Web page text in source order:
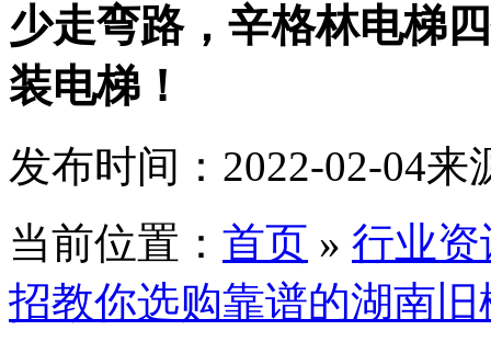
少走弯路，辛格林电梯
装电梯！
发布时间：2022-02-04来
当前位置： 首页 » 行业资
招教你选购靠谱的湖南